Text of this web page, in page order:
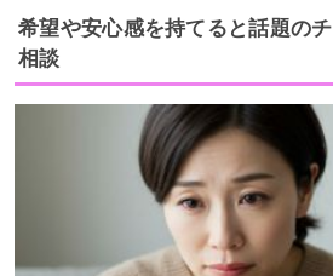
希望や安心感を持てると話題の
相談